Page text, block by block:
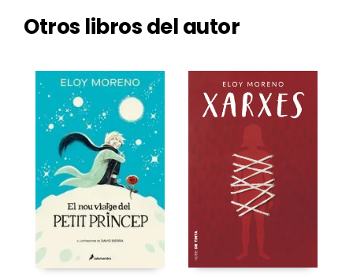
Otros libros del autor